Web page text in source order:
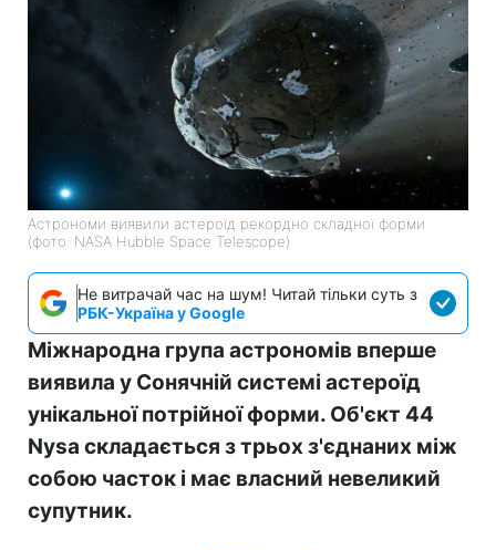
Астрономи виявили астероїд рекордно складної форми
(фото: NASA Hubble Space Telescope)
Не витрачай час на шум! Читай тільки суть з
РБК-Україна у Google
Міжнародна група астрономів вперше
виявила у Сонячній системі астероїд
унікальної потрійної форми. Об'єкт 44
Nysa складається з трьох з'єднаних між
собою часток і має власний невеликий
супутник.